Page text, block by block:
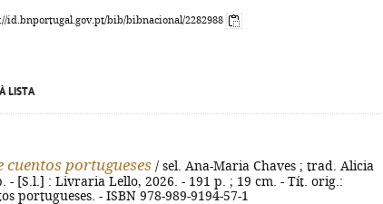
id.bnportugal.gov.pt/bib/bibnacional/2282988
LISTA
cuentos portugueses / sel. Ana-Maria Chaves ; trad. Alicia
- [S.l.] : Livraria Lello, 2026. - 191 p. ; 19 cm. - Tít. orig.:
portugueses. - ISBN 978-989-9194-57-1